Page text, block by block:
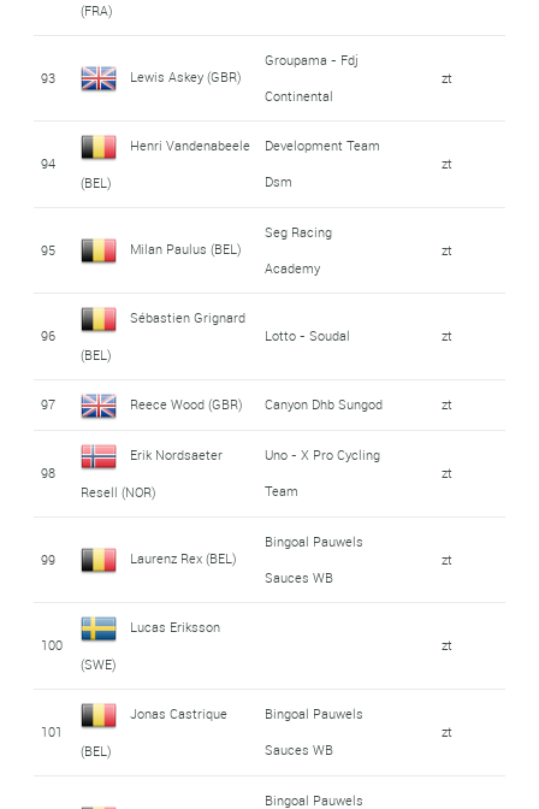
(FRA)
93 Lewis Askey (GBR)
Groupama - Fdj
Continental
zt
94
Henri Vandenabeele
(BEL)
Development Team
Dsm
zt
95 Milan Paulus (BEL)
Seg Racing
Academy
zt
96
Sébastien Grignard
(BEL)
Lotto - Soudal zt
97 Reece Wood (GBR) Canyon Dhb Sungod zt
98
Erik Nordsaeter
Resell (NOR)
Uno - X Pro Cycling
Team
zt
99 Laurenz Rex (BEL)
Bingoal Pauwels
Sauces WB
zt
100
Lucas Eriksson
(SWE)
zt
101
Jonas Castrique
(BEL)
Bingoal Pauwels
Sauces WB
zt
Bingoal Pauwels